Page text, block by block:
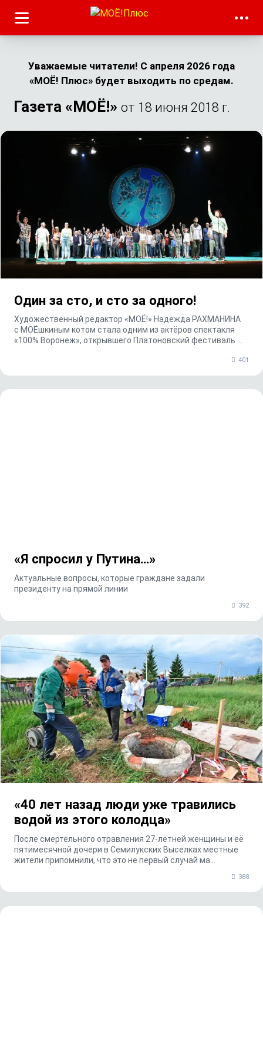
Уважаемые читатели! С апреля 2026 года
«МОЁ! Плюс» будет выходить по средам.
Газета «МОЁ!»от 18 июня 2018 г.
Один за сто, и сто за одного!
Художественный редактор «МОЁ!» Надежда РАХМАНИНА
с МОЁшкиным котом стала одним из актёров спектакля
«100% Воронеж», открывшего Платоновский фестиваль ...
401
«Я спросил у Путина…»
Актуальные вопросы, которые граждане задали
президенту на прямой линии
392
«40 лет назад люди уже травились
водой из этого колодца»
После смертельного отравления 27-летней женщины и её
пятимесячной дочери в Семилукских Выселках местные
жители припомнили, что это не первый случай ма...
388